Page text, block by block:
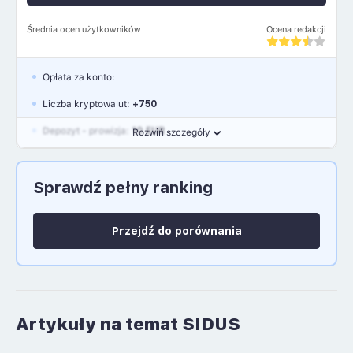
Średnia ocen użytkowników Ocena redakcji
Rozwiń szczegóły
Opłata za konto:
Liczba kryptowalut: +750
Depozyt - prowizja: 10 EUR
Język polski: NIE
Sprawdź pełny ranking
Przejdź do porównania
Artykuły na temat SIDUS